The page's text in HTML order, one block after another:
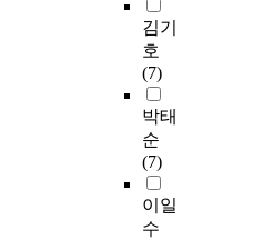
김기
호
(7)
박태
순
(7)
이일
수